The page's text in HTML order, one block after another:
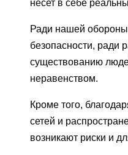
несет в себе
Ради нашей
безопасности, ради
существованию
неравенством.
Кроме того,
сетей и
возникают риски и